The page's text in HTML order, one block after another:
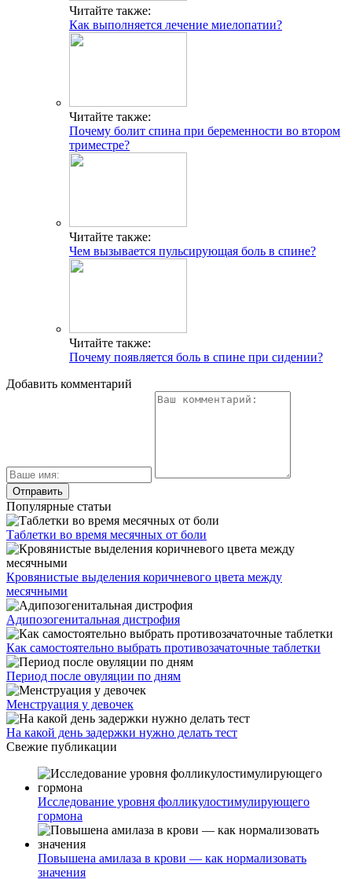
Читайте также:
Как выполняется лечение миелопатии?
Читайте также:
Почему болит спина при беременности во втором
триместре?
Читайте также:
Чем вызывается пульсирующая боль в спине?
Читайте также:
Почему появляется боль в спине при сидении?
Добавить комментарий
Популярные статьи
Таблетки во время месячных от боли
Кровянистые выделения коричневого цвета между
месячными
Адипозогенитальная дистрофия
Как самостоятельно выбрать противозачаточные таблетки
Период после овуляции по дням
Менструация у девочек
На какой день задержки нужно делать тест
Свежие публикации
Исследование уровня фолликулостимулирующего
гормона
Повышена амилаза в крови — как нормализовать
значения